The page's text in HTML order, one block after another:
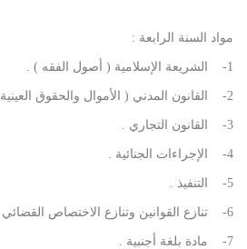
مواد السنة الرابعة :
1- الشريعة الإسلامية ( أصول الفقه ) .
2- القانون المدني ( الأموال والحقوق العينية والتأمينات ) .
3- القانون التجاري .
4- الإجراءات الجنائية .
5- التنفيذ .
6- تنازع القوانين وتنازع الاختصاص القضائي .
7- مادة بلغة أجنبية .